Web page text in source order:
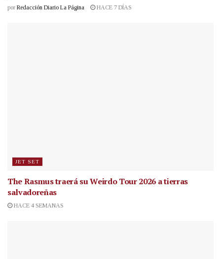
por Redacción Diario La Página HACE 7 DÍAS
JET SET
The Rasmus traerá su Weirdo Tour 2026 a tierras
salvadoreñas
HACE 4 SEMANAS